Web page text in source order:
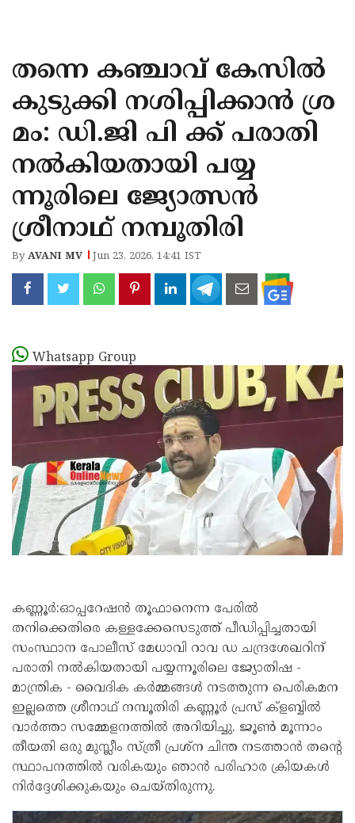
KANNUR
KASARAGOD
തന്നെ കഞ്ചാവ് കേസിൽ
കുടുക്കി നശിപ്പിക്കാൻ ശ്ര
മം: ഡി.ജി പി ക്ക് പരാതി
നൽകിയതായി പയ്യ
ന്നൂരിലെ ജ്യോത്സൻ
ശ്രീനാഥ് നമ്പൂതിരി
ByAVANI MV Jun 23, 2026, 14:41 IST
Whatsapp Group
കണ്ണൂർ:ഓപ്പറേഷൻ തൂഫാനെന്ന പേരിൽ
തനിക്കെതിരെ കള്ളക്കേസെടുത്ത് പീഡിപ്പിച്ചതായി
സംസ്ഥാന പോലീസ് മേധാവി റാവ ഡ ചന്ദ്രശേഖറിന്
പരാതി നൽകിയതായി പയ്യന്നൂരിലെ ജ്യോതിഷ -
മാന്ത്രിക - വൈദിക കർമ്മങ്ങൾ നടത്തുന്ന പെരികമന
ഇല്ലത്തെ ശ്രീനാഥ് നമ്പൂതിരി കണ്ണൂർ പ്രസ് ക്ളബ്ബിൽ
വാർത്താ സമ്മേളനത്തിൽ അറിയിച്ചു. ജൂൺ മൂന്നാം
തീയതി ഒരു മുസ്ലീം സ്ത്രീ പ്രശ്ന ചിന്ത നടത്താൻ തന്റെ
സ്ഥാപനത്തിൽ വരികയും ഞാൻ പരിഹാര ക്രിയകൾ
നിർദ്ദേശിക്കുകയും ചെയ്തിരുന്നു.